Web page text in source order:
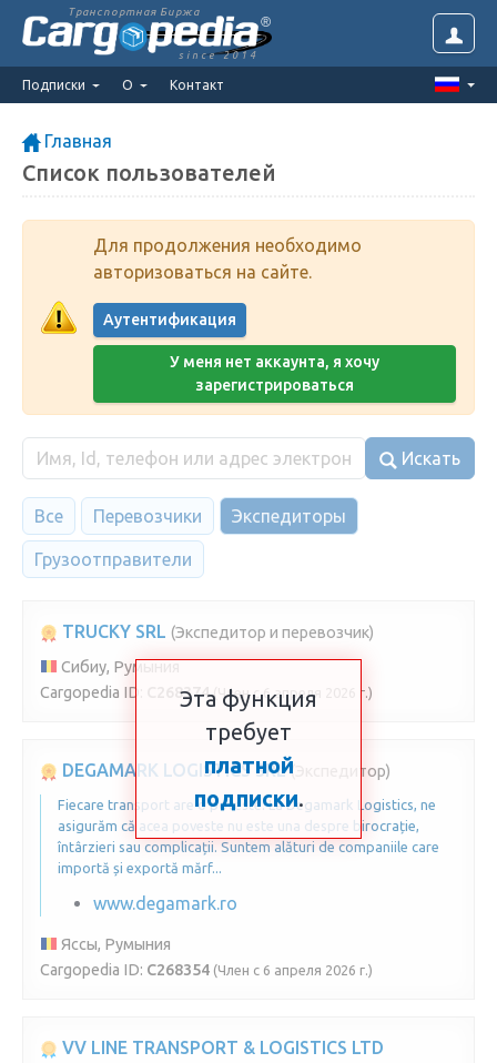
Транспортная Биржа
since 2014
Подписки О Контакт
Главная
Список пользователей
Для продолжения необходимо
авторизоваться на сайте.
Аутентификация
У меня нет аккаунта, я хочу
зарегистрироваться
Искать
Все Перевозчики Экспедиторы
Грузоотправители
TRUCKY SRL (Экспедитор и перевозчик)
Сибиу, Румыния
Cargopedia ID:
C268374 (Член с 6 апреля 2026 г.)
DEGAMARK LOGISTICS SRL (Экспедитор)
Fiecare transport are o poveste. La Degamark Logistics, ne
asigurăm că acea poveste nu este una despre birocrație,
întârzieri sau complicații. Suntem alături de companiile care
importă și exportă mărf...
www.degamark.ro
Яссы, Румыния
Cargopedia ID: C268354 (Член с 6 апреля 2026 г.)
VV LINE TRANSPORT & LOGISTICS LTD
Эта функция
требует
платной
подписки.